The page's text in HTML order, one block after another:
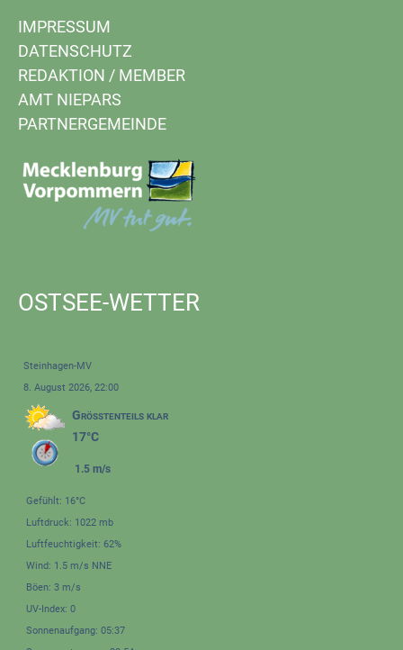
IMPRESSUM
DATENSCHUTZ
REDAKTION / MEMBER
AMT NIEPARS
PARTNERGEMEINDE
OSTSEE-WETTER
Steinhagen-MV
8. August 2026, 22:00
Größtenteils klar
17°C
1.5 m/s
Gefühlt: 16°C
Luftdruck: 1022 mb
Luftfeuchtigkeit: 62%
Wind: 1.5 m/s NNE
Böen: 3 m/s
UV-Index: 0
Sonnenaufgang: 05:37